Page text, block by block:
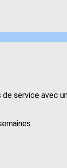
service avec